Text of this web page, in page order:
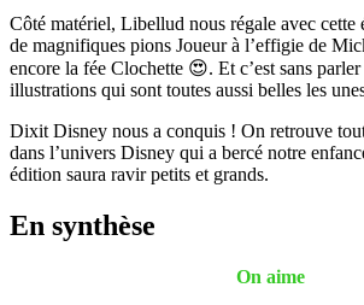
Côté matériel, Libellud nous régale avec
de magnifiques pions Joueur à l’effigie de
encore la fée Clochette 😍. Et c’est sans
illustrations qui sont toutes aussi belles les
Dixit Disney nous a conquis ! On retrouve
dans l’univers Disney qui a bercé notre
édition saura ravir petits et grands.
En synthèse
On aime